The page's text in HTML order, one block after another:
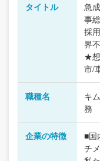
タイトル
急
事
採
界
★
市/
職種名
キ
務
企業の特徴
■国
チ